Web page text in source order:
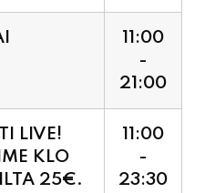
21:00
25€.
KLO
11:00
-
23:30